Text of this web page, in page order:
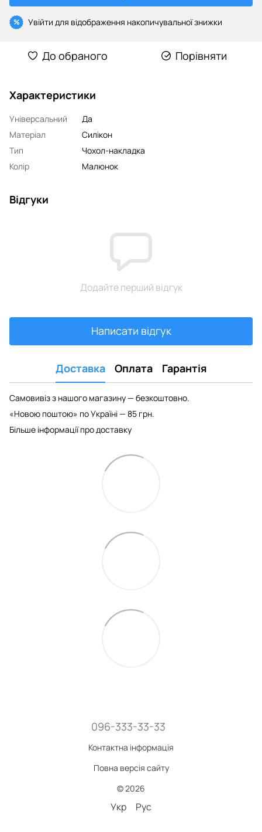
% Увійти для відображення накопичувальної знижки
До обраного Порівняти
Характеристики
Універсальний
Да
Матеріал
Силікон
Тип
Чохол-накладка
Колір
Малюнок
Відгуки
Додайте перший відгук
Написати відгук
Доставка Оплата Гарантія
Самовивіз з нашого магазину — безкоштовно.
«Новою поштою» по Україні — 85 грн.
Більше інформації про доставку
096-333-33-33
Контактна інформація
Повна версія сайту
© 2026
Укр Рус